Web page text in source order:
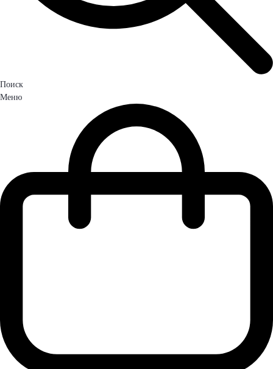
Поиск
Меню